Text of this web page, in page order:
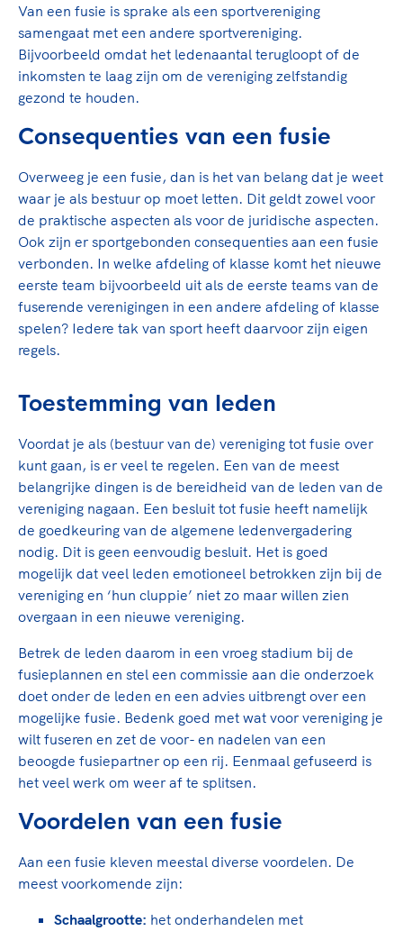
Sportonderzoek
Sportakkoord II
TeamNL kids
Olympische geschiedenis
Nieuwspagina
Columns
Sport gaat niet vanzelf
Sport verenigt. Op sportclubs, pleintjes, tijdens
de sportschool te gaan. Door samen te juichen
voor Sifan Hassan, Rico Verhoeven, Diede de
Groot en het Nederlands Elftal. Of met trots te
genieten van de karatewedstrijd van je dochter,
de halve marathon van je moeder of de
hockeywedstrijd van je buurjongen.
Lees verder
Veilige en integere sport
Diversiteit en inclusie
Gezonde sportomgeving
Duurzaamheid
Vitale clubs en bestuurlijk kader
Sportmatch
Clubacties
Handboek Wet- en Regelgeving
Opleidingen en trainingen
High5 Stappenplan
Clubondersteuning
Samen voor een veilige
sportomgeving
Voor welk gedrag staat de club? Wat mag wel
langs de lijn, in de kleedkamer, kantine en online?
En wat mag vooral niet? Een gedragscode geeft
hier richting aan en is dus een belangrijk
onderdeel van het clubbeleid rondom gewenst en
ongewenst gedrag.
Lees verder
TeamNL Academie Kalender
Kennisaanbod TeamNL Experts
TeamNL Sport Science Centre
Paralympische Spelen LA28
Europese Spelen Istanbul 2027
Topsportbeleid
Topsportfinanciering
Maatschappelijke waarde topsport
Top teamsportcompetities
De TeamNL Academie
De TeamNL Academie biedt een leer- en
ontwikkelprogramma voor de volgende functies
binnen TeamNL programma's: experts, coaches,
bestuurders, (technisch) directeuren, managers en
toekomstig kader.
Lees verder
Van een fusie is sprake als een sportvereniging
samengaat met een andere sportvereniging.
Bijvoorbeeld omdat het ledenaantal terugloopt of de
inkomsten te laag zijn om de vereniging zelfstandig
gezond te houden.
Consequenties van een fusie
Overweeg je een fusie, dan is het van belang dat je weet
waar je als bestuur op moet letten. Dit geldt zowel voor
de praktische aspecten als voor de juridische aspecten.
Ook zijn er sportgebonden consequenties aan een fusie
verbonden. In welke afdeling of klasse komt het nieuwe
eerste team bijvoorbeeld uit als de eerste teams van de
fuserende verenigingen in een andere afdeling of klasse
spelen? Iedere tak van sport heeft daarvoor zijn eigen
regels.
Toestemming van leden
Voordat je als (bestuur van de) vereniging tot fusie over
kunt gaan, is er veel te regelen. Een van de meest
belangrijke dingen is de bereidheid van de leden van de
vereniging nagaan. Een besluit tot fusie heeft namelijk
de goedkeuring van de algemene ledenvergadering
nodig. Dit is geen eenvoudig besluit. Het is goed
mogelijk dat veel leden emotioneel betrokken zijn bij de
vereniging en ‘hun cluppie’ niet zo maar willen zien
overgaan in een nieuwe vereniging.
Betrek de leden daarom in een vroeg stadium bij de
fusieplannen en stel een commissie aan die onderzoek
doet onder de leden en een advies uitbrengt over een
mogelijke fusie. Bedenk goed met wat voor vereniging je
wilt fuseren en zet de voor- en nadelen van een
beoogde fusiepartner op een rij. Eenmaal gefuseerd is
het veel werk om weer af te splitsen.
Voordelen van een fusie
Aan een fusie kleven meestal diverse voordelen. De
meest voorkomende zijn:
Schaalgrootte: het onderhandelen met